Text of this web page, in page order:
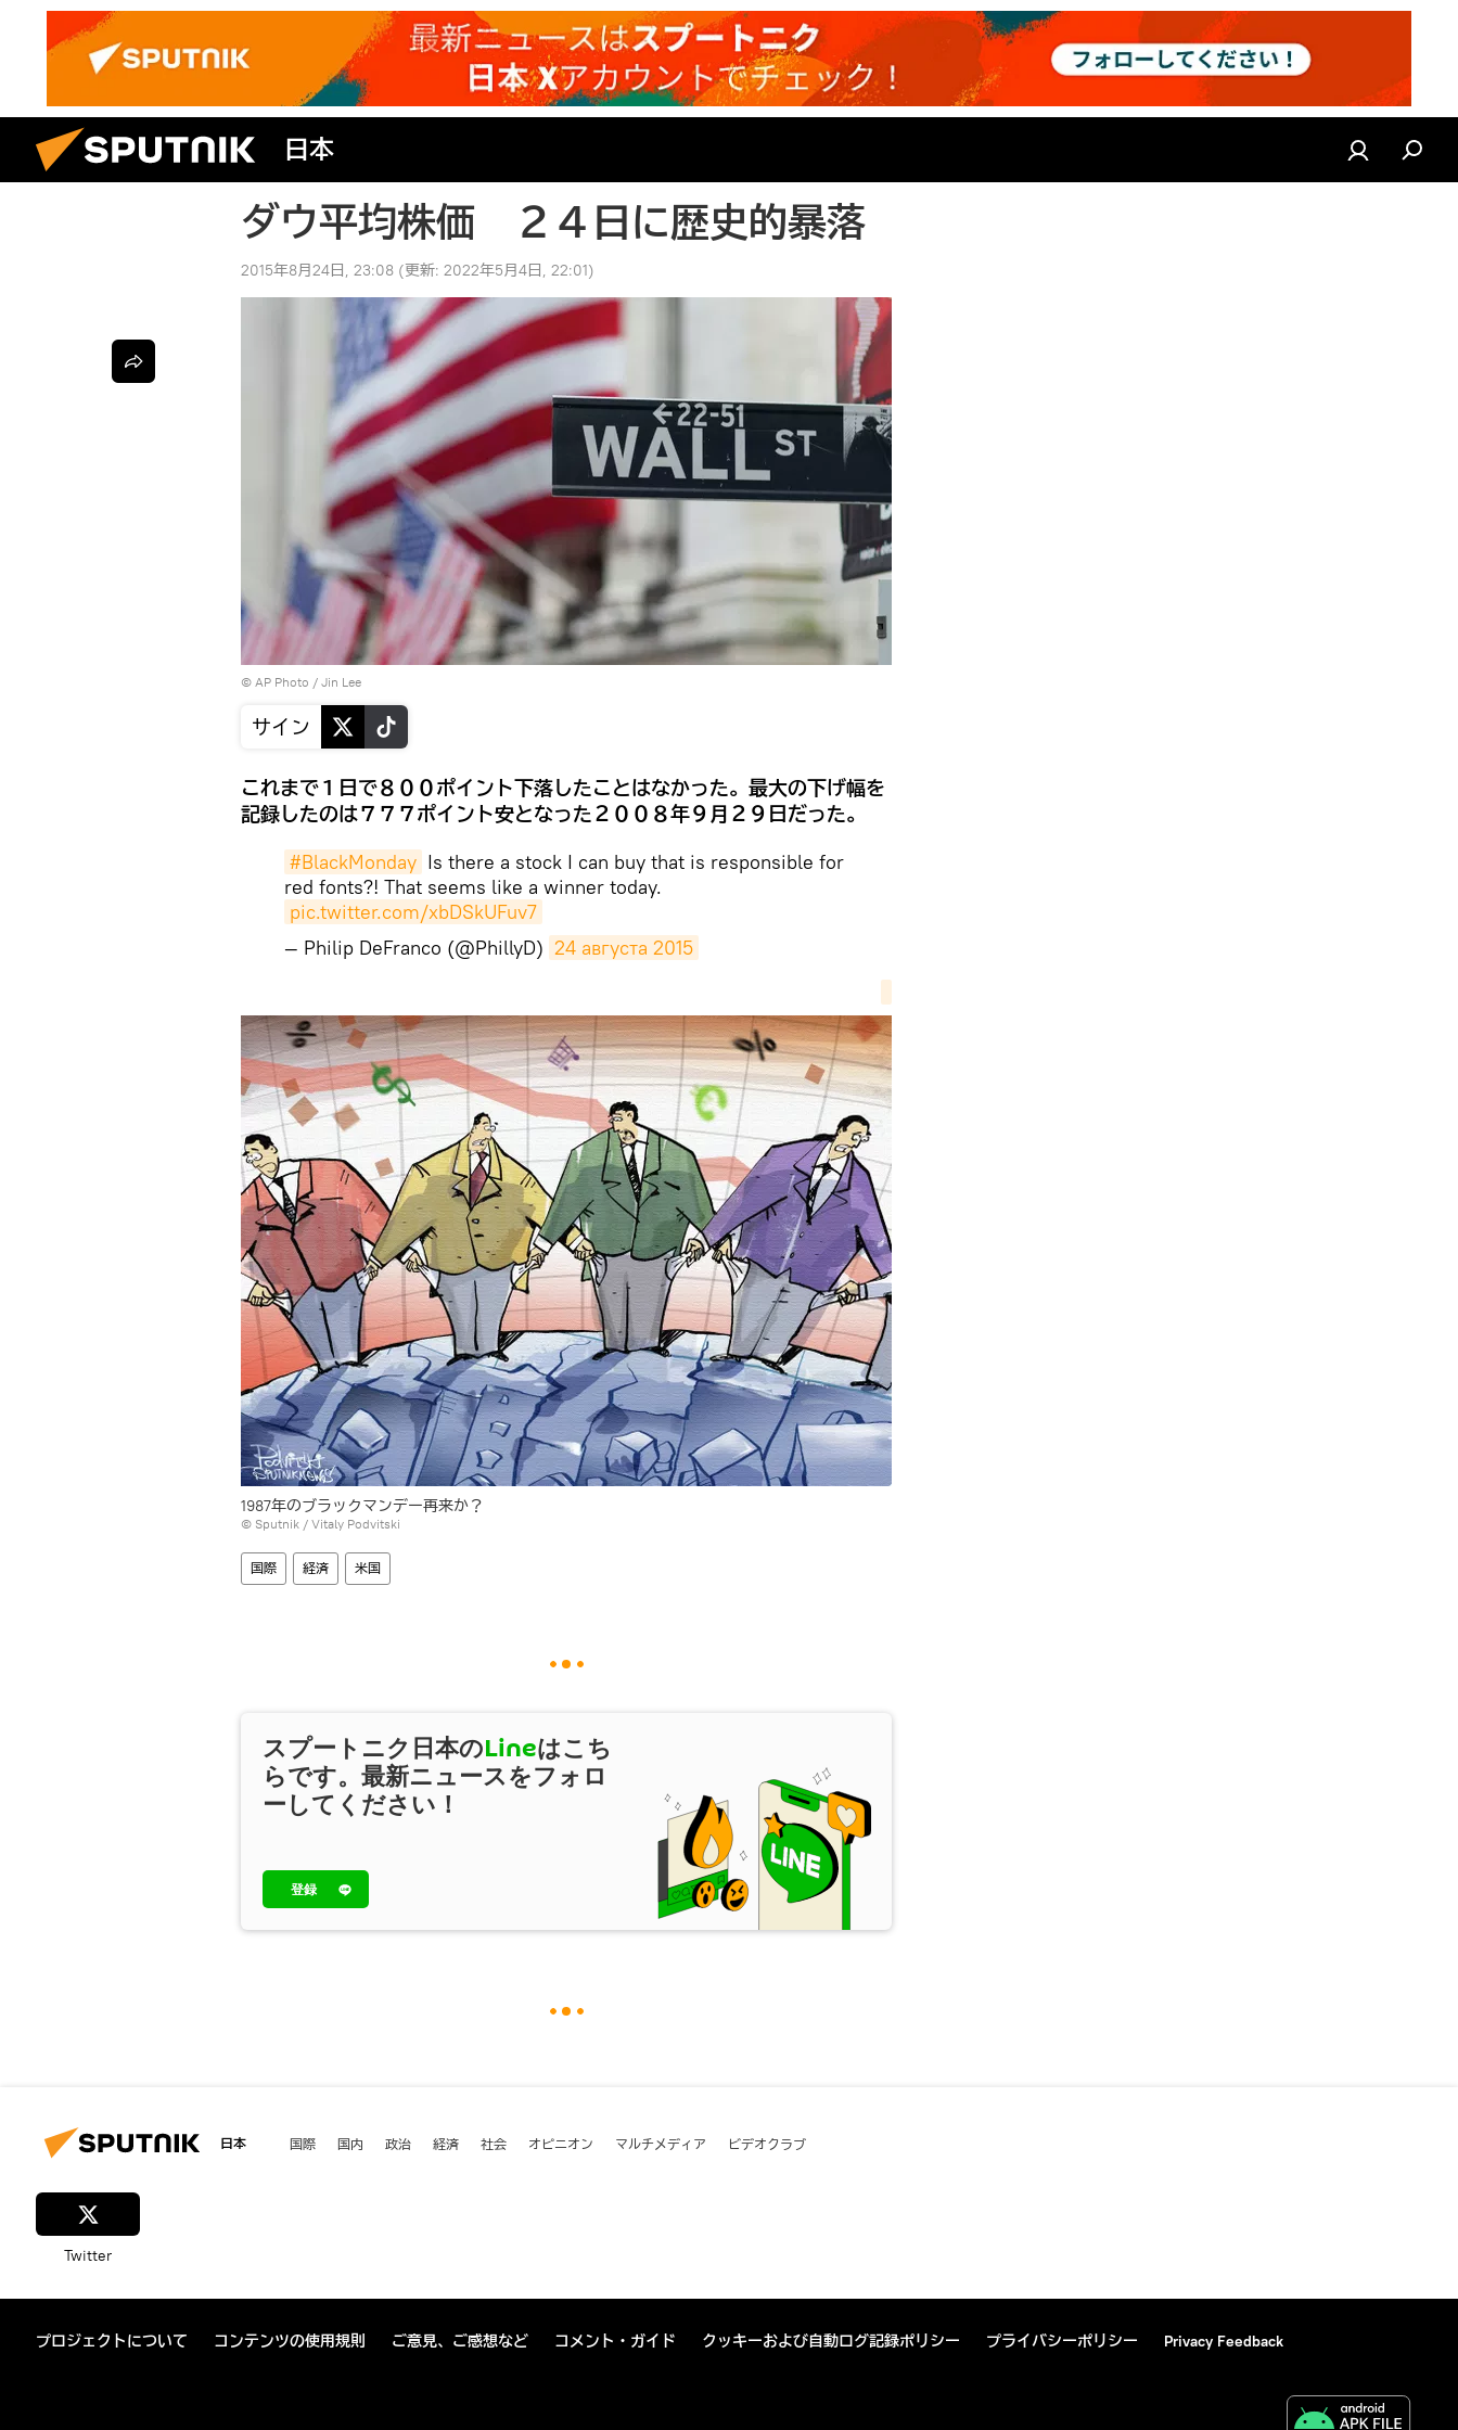
日本
ダウ平均株価 ２４日に歴史的暴落
2015年8月24日, 23:08 (更新: 2022年5月4日, 22:01)
© AP Photo / Jin Lee
サイン
これまで１日で８００ポイント下落したことはなかった。最大の下げ幅を
記録したのは７７７ポイント安となった２００８年９月２９日だった。
#BlackMonday Is there a stock I can buy that is responsible for
red fonts?! That seems like a winner today.
pic.twitter.com/xbDSkUFuv7
— Philip DeFranco (@PhillyD) 24 августа 2015
1987年のブラックマンデー再来か？
© Sputnik / Vitaly Podvitski
国際 経済 米国
スプートニク日本のLineはこち
らです。最新ニュースをフォロ
ーしてください！
登録
日本 国際 国内 政治 経済 社会 オピニオン マルチメディア ビデオクラブ
Twitter
プロジェクトについて コンテンツの使用規則 ご意見、ご感想など コメント・ガイド クッキーおよび自動ログ記録ポリシー プライバシーポリシー Privacy Feedback